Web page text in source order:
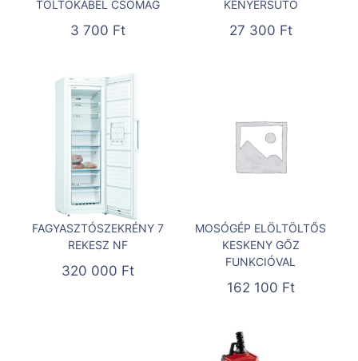
TÖLTŐKÁBEL CSOMAG
3 700 Ft
KENYÉRSÜTŐ
27 300 Ft
FAGYASZTÓSZEKRÉNY 7
REKESZ NF
320 000 Ft
MOSÓGÉP ELÖLTÖLTŐS
KESKENY GŐZ
FUNKCIÓVAL
162 100 Ft